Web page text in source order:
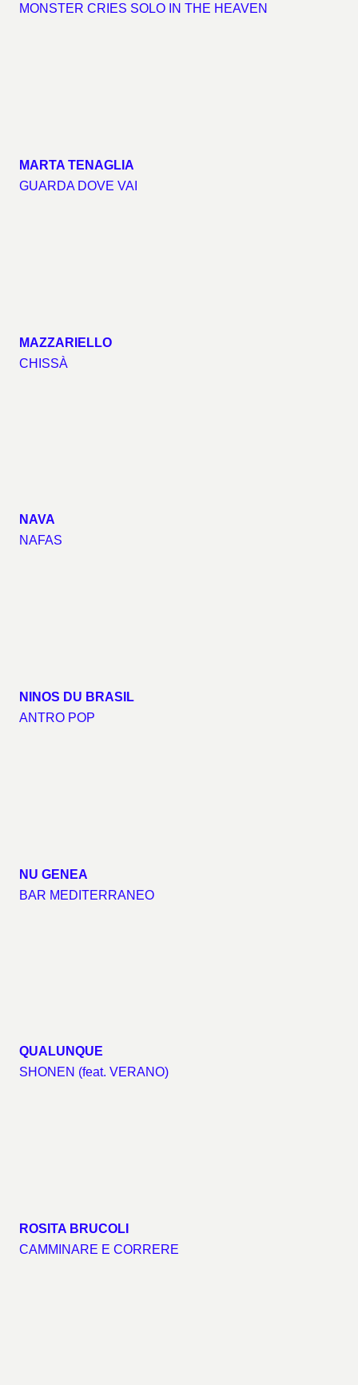
MONSTER CRIES SOLO IN THE HEAVEN
MARTA TENAGLIA
GUARDA DOVE VAI
MAZZARIELLO
CHISSÀ
NAVA
NAFAS
NINOS DU BRASIL
ANTRO POP
NU GENEA
BAR MEDITERRANEO
QUALUNQUE
SHONEN (feat. VERANO)
ROSITA BRUCOLI
CAMMINARE E CORRERE